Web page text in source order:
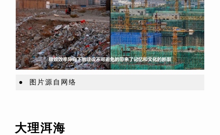
● 图片源自网络
大理洱海